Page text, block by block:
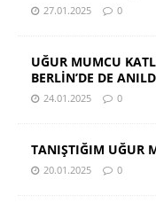
27.01.2025 0
UĞUR MUMCU
BERLİN’DE DE
24.01.2025 0
TANIŞTIĞIM UĞUR
20.01.2025 0